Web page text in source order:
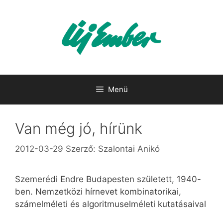
Menü
Van még jó, hírünk
2012-03-29 Szerző: Szalontai Anikó
Szemerédi Endre Budapesten született, 1940-
ben. Nemzetközi hírnevet kombinatorikai,
számelméleti és algoritmuselméleti kutatásaival